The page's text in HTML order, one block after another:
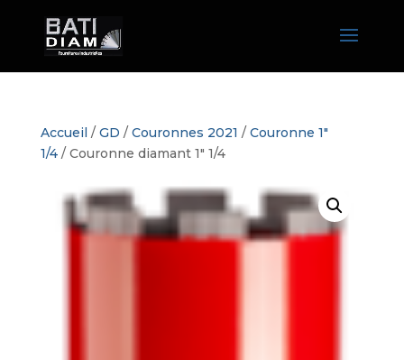
Accueil / GD / Couronnes 2021 / Couronne 1"
1/4/ Couronne diamant 1″ 1/4